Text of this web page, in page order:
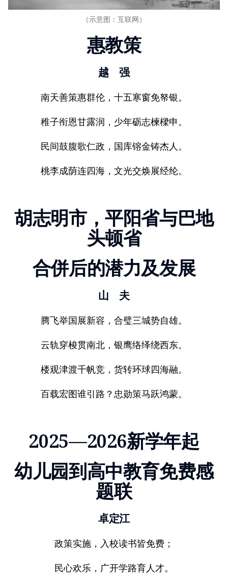
（示意图：互联网）
惠教策
越 强
南天善策惠群伦，十五寒窗免帑银。
稚子衔恩甘露润，少年砺志楝樑申。
民间鼓腹歌仁政，国库镕金铸杰人。
桃李成荫连四海，文光交焕展经纶。
胡志明市，平阳省与巴地
头顿省
合併后的潜力及发展
山 夫
腾飞举国展新容，合璧三城势自雄。
云轨穿梭贯南北，银鹰络绎绕西东。
楼观津渡千帆竞，货转环球四海融。
百载宏图谁引路？忠勋策马跃鸿蒙。
2025—2026新学年起
幼儿园到高中教育免费感
题联
卓定江
政策实施，入校读书皆免费；
民心欢乐，广开学路育人才。